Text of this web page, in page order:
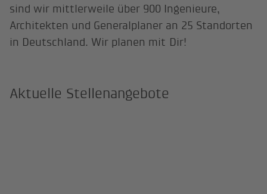
sind wir mittlerweile über 900 Ingenieure,
Architekten und Generalplaner an 25 Standorten
in Deutschland. Wir planen mit Dir!
Aktuelle Stellenangebote